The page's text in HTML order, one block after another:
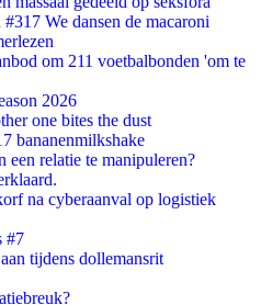
We dansen de macaroni
om 211 voetbalbonden 'om te
2026
one bites the dust
bananenmilkshake
een relatie te manipuleren?
na cyberaanval op logistiek
#7
tijdens dollemansrit